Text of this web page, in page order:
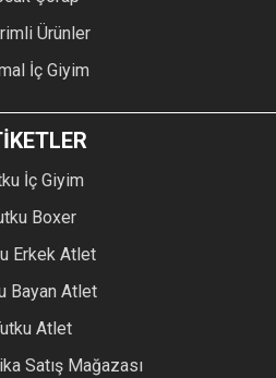
Ürünler
İç Giyim
İç Giyim
Boxer
Erkek Atlet
Bayan Atlet
Atlet
Satış Mağazası